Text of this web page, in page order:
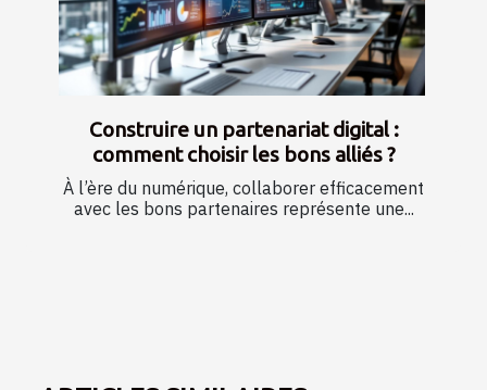
Construire un partenariat digital :
comment choisir les bons alliés ?
À l’ère du numérique, collaborer efficacement
avec les bons partenaires représente une...